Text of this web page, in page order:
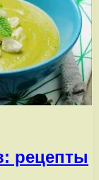
рецепты